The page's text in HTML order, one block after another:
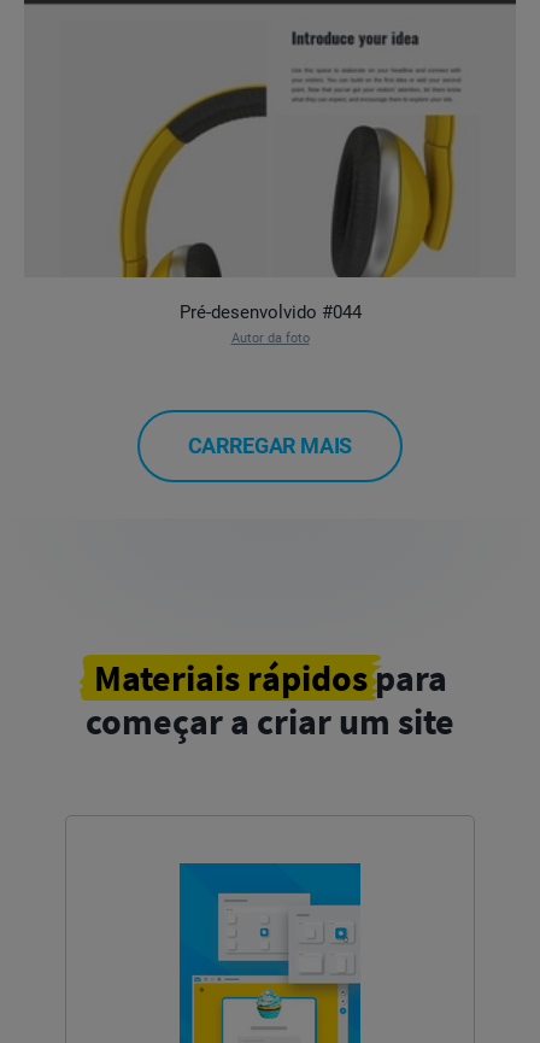
Pré-desenvolvido #044
Autor da foto
CARREGAR MAIS
Materiais rápidospara
começar a criar um site